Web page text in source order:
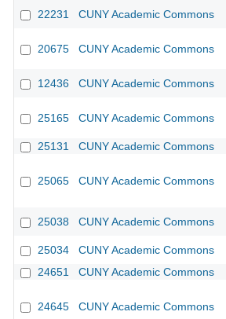
22231 CUNY Academic Commons
20675 CUNY Academic Commons
12436 CUNY Academic Commons
25165 CUNY Academic Commons
25131 CUNY Academic Commons
25065 CUNY Academic Commons
25038 CUNY Academic Commons
25034 CUNY Academic Commons
24651
CUNY Academic Commons
24645 CUNY Academic Commons